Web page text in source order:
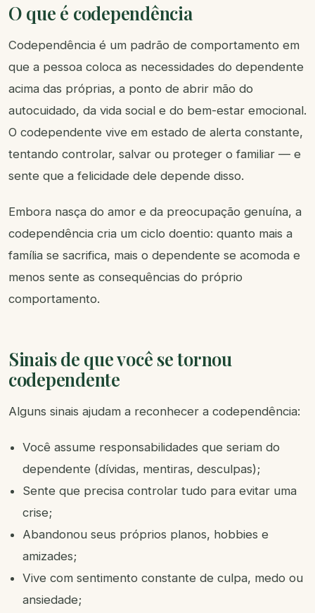
O que é codependência
Codependência é um padrão de comportamento em
que a pessoa coloca as necessidades do dependente
acima das próprias, a ponto de abrir mão do
autocuidado, da vida social e do bem-estar emocional.
O codependente vive em estado de alerta constante,
tentando controlar, salvar ou proteger o familiar — e
sente que a felicidade dele depende disso.
Embora nasça do amor e da preocupação genuína, a
codependência cria um ciclo doentio: quanto mais a
família se sacrifica, mais o dependente se acomoda e
menos sente as consequências do próprio
comportamento.
Sinais de que você se tornou
codependente
Alguns sinais ajudam a reconhecer a codependência:
Você assume responsabilidades que seriam do
dependente (dívidas, mentiras, desculpas);
Sente que precisa controlar tudo para evitar uma
crise;
Abandonou seus próprios planos, hobbies e
amizades;
Vive com sentimento constante de culpa, medo ou
ansiedade;